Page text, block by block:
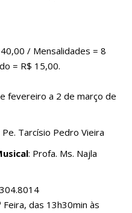
/ Mensalidades = 8
= R$ 15,00.
fevereiro a 2 de março de
Pe. Tarcísio Pedro Vieira
: Profa. Ms. Najla
Feira, das 13h30min às